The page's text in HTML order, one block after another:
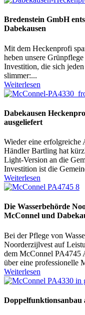
Bredenstein GmbH
Dabekausen
Mit dem Heckenprofi
heben unsere
Investition, die sich
slimmer:...
Weiterlesen
Dabekausen
ausgeliefert
Wieder eine
Händler Bartling hat
Light-Version an die
Investition ist die
Weiterlesen
Die Wasserbehörde
McConnel und
Bei der Pflege von
Noorderzijlvest auf
dem McConnel PA4745
über eine professionelle
Weiterlesen
Doppelfunktionsanbau